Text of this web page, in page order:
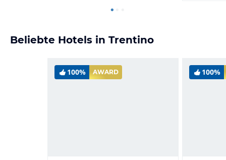
Beliebte Hotels in Trentino
100% AWARD 100%